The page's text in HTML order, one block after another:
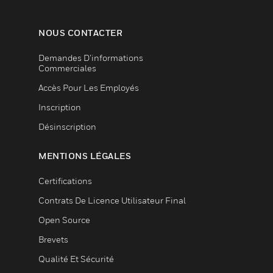
NOUS CONTACTER
Demandes D’informations
Commerciales
Accès Pour Les Employés
Inscription
Désinscription
MENTIONS LÉGALES
Certifications
Contrats De Licence Utilisateur Final
Open Source
Brevets
Qualité Et Sécurité